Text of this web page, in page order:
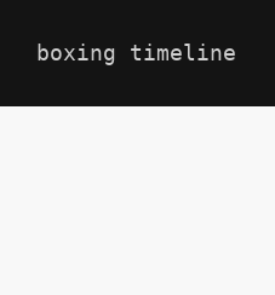
boxing timeline